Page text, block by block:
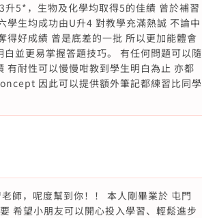
5*，生物及化學均取得5的佳績 曾於補習
學生均成功由U升4 對教學充滿熱誠 不論中
得好成績 曾是底差的一批 所以更加能體會
並更易掌握答題技巧。 有任何問題可以隨
耐性可以慢慢咁教到學生明白為止 亦都
因此可以提供額外筆記都練習比同學
師，呢度幫到你！！ 本人剛畢業於 屯門
希望小朋友可以開心投入學習、輕鬆進步